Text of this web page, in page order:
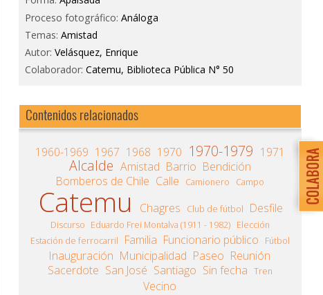
Proceso fotográfico: Análoga
Temas: Amistad
Autor: Velásquez, Enrique
Colaborador: Catemu, Biblioteca Pública N° 50
Contenidos relacionados
1960-1969 1967 1968 1970 1970-1979 1971
Alcalde Amistad Barrio Bendición
Bomberos de Chile Calle Camionero Campo
Catemu Chagres Club de fútbol Desfile
Discurso Eduardo Frei Montalva (1911 - 1982) Elección
Estación de ferrocarril
Familia Funcionario público Fútbol
Inauguración Municipalidad Paseo Reunión
Sacerdote San José Santiago Sin fecha Tren
Vecino